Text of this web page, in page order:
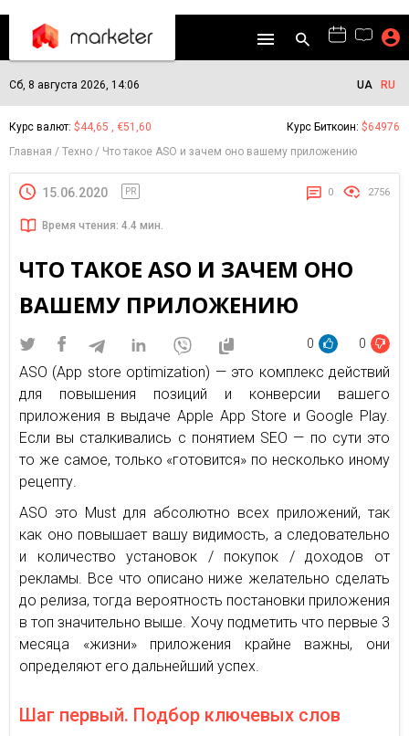
Сб, 8 августа 2026, 14:06 UA RU
Курс валют: $44,65 , €51,60 Курс Биткоин: $64976
Главная
Техно Что такое ASO и зачем оно вашему приложению
15.06.2020 PR 0 2756
Время чтения: 4.4 мин.
ЧТО ТАКОЕ ASO И ЗАЧЕМ ОНО
ВАШЕМУ ПРИЛОЖЕНИЮ
0 0
ASO (App store optimization) — это комплекс действий
для повышения позиций и конверсии вашего
приложения в выдаче Apple App Store и Google Play.
Если вы сталкивались с понятием SEO — по сути это
то же самое, только «готовится» по несколько иному
рецепту.
ASO это Must для абсолютно всех приложений, так
как оно повышает вашу видимость, а следовательно
и количество установок / покупок / доходов от
рекламы. Все что описано ниже желательно сделать
до релиза, тогда вероятность постановки приложения
в топ значительно выше. Хочу подметить что первые 3
месяца «жизни» приложения крайне важны, они
определяют его дальнейший успех.
Шаг первый. Подбор ключевых слов